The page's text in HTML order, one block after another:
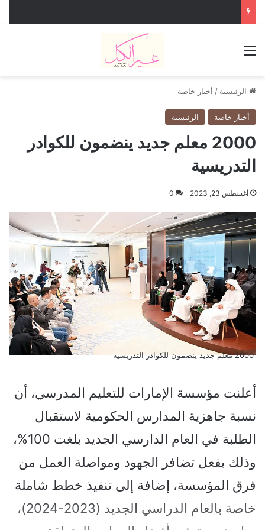
الرئيسية / أخبار خاصة
أخبار خاصة الرئيسية
2000 معلم جديد ينضمون للكوادر
التدريسية
أغسطس 23, 2023 0
2000 معلم جديد ينضمون للكوادر التدريسية
أعلنت مؤسسة الإمارات للتعليم المدرسي، أن
نسبة جاهزية المدارس الحكومية لاستقبال
الطلبة في العام الدارسي الجديد بلغت 100%،
وذلك بفعل تضافر الجهود ومواصلة العمل من
فرق المؤسسة، إضافة إلى تنفيذ خطط شاملة
خاصة بالعام الدراسي الجديد (2023-2024)،